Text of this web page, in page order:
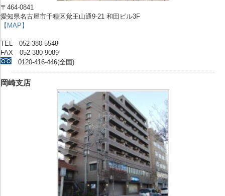
〒464-0841
愛知県名古屋市千種区覚王山通9-21 和田ビル3F
【MAP】
TEL 052-380-5548
FAX 052-380-9089
0120-416-446(全国)
岡崎支店